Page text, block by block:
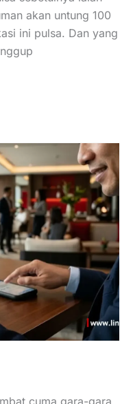
akan untung 100
ini pulsa. Dan yang
cuma gara-gara